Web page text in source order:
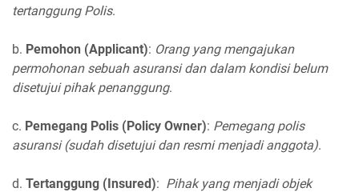
tertanggung Polis.
b. Pemohon (Applicant): Orang yang mengajukan
permohonan sebuah asuransi dan dalam kondisi belum
disetujui pihak penanggung.
c. Pemegang Polis (Policy Owner): Pemegang polis
asuransi (sudah disetujui dan resmi menjadi anggota).
d. Tertanggung (Insured): Pihak yang menjadi objek